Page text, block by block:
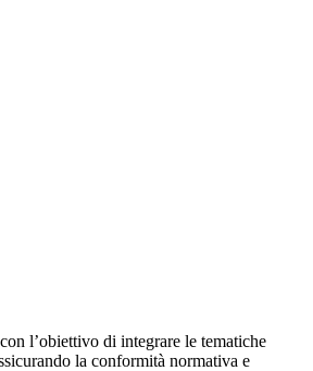
l’obiettivo di integrare le tematiche
la conformità normativa e